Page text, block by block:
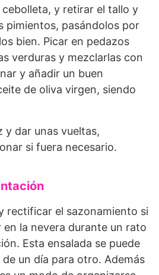
cebolleta, y retirar el tallo y
pimientos, pasándolos por
bien. Picar en pedazos
verduras y mezclarlas con
y añadir un buen
de oliva virgen, siendo
y dar unas vueltas,
si fuera necesario.
rectificar el sazonamiento si
la nevera durante un rato
Esta ensalada se puede
un día para otro. Además